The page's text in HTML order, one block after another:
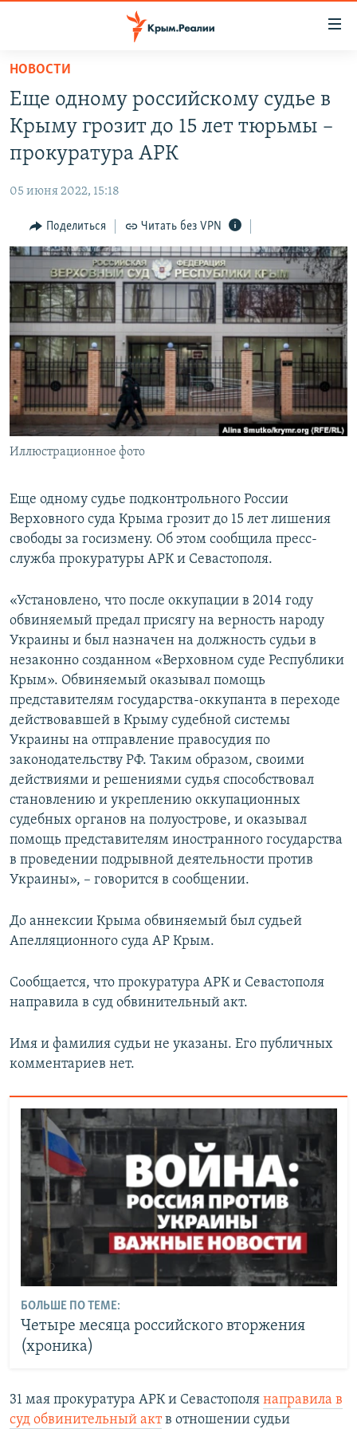
Вернуться
основному
содержанию
Вернутся
главной
Вернутся
поиску
СПЕЦПРОЕКТЫ
11 ЛЕТ ОККУПАЦИИ КРЫМА. 11 ИСТОРИЙ СОПРОТИВЛЕНИЯ
ВОДА
ЕЩЕ
ИНТЕРАКТИВ
ИНФОГРАФИКА
ТЕЛЕПРОЕКТ КРЫМ.РЕАЛИИ
СОВЕТЫ ПРАВОЗАЩИТНИКОВ
ПРОПАВШИЕ БЕЗ ВЕСТИ
ПОБЕДИТЕЛЕЙ НЕ СУДЯТ?
КРЫМ.НЕПОКОРЕННЫЙ
ELIFBE
УКРАИНСКАЯ ПРОБЛЕМА КРЫМА
РАДІО СВОБОДА
КАК ОБОЙТИ БЛОКИРОВКУ
Українською
Qırımtatar
ПРИСОЕДИНЯЙТЕСЬ!
НОВОСТИ
Еще одному российскому судье в
Крыму грозит до 15 лет тюрьмы –
прокуратура АРК
05 июня 2022, 15:18
Поделиться Читать без VPN
Иллюстрационное фото
Еще одному судье подконтрольного России
Верховного суда Крыма грозит до 15 лет лишения
свободы за госизмену. Об этом сообщила пресс-
служба прокуратуры АРК и Севастополя.
«Установлено, что после оккупации в 2014 году
обвиняемый предал присягу на верность народу
Украины и был назначен на должность судьи в
незаконно созданном «Верховном суде Республики
Крым». Обвиняемый оказывал помощь
представителям государства-оккупанта в переходе
действовавшей в Крыму судебной системы
Украины на отправление правосудия по
законодательству РФ. Таким образом, своими
действиями и решениями судья способствовал
становлению и укреплению оккупационных
судебных органов на полуострове, и оказывал
помощь представителям иностранного государства
в проведении подрывной деятельности против
Украины», – говорится в сообщении.
До аннексии Крыма обвиняемый был судьей
Апелляционного суда АР Крым.
Сообщается, что прокуратура АРК и Севастополя
направила в суд обвинительный акт.
Имя и фамилия судьи не указаны. Его публичных
комментариев нет.
БОЛЬШЕ ПО ТЕМЕ:
Четыре месяца российского вторжения
(хроника)
31 мая прокуратура АРК и Севастополя направила в
суд обвинительный актв отношении судьи